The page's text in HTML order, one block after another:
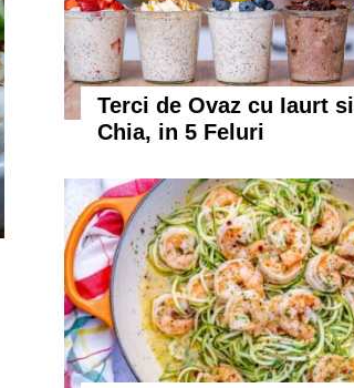
Terci de Ovaz cu Iaurt si
Chia, in 5 Feluri